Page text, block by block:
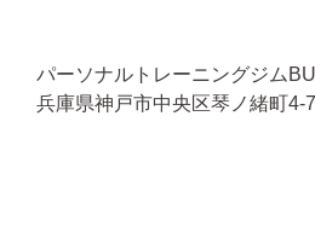
パーソナルトレーニングジム
兵庫県神戸市中央区琴ノ緒町4-